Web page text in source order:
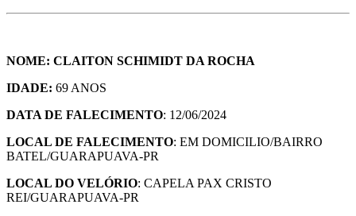
NOME: CLAITON SCHIMIDT DA ROCHA
IDADE: 69 ANOS
DATA DE FALECIMENTO: 12/06/2024
LOCAL DE FALECIMENTO: EM DOMICILIO/BAIRRO
BATEL/GUARAPUAVA-PR
LOCAL DO VELÓRIO: CAPELA PAX CRISTO
REI/GUARAPUAVA-PR